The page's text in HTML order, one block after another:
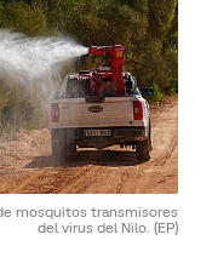
mosquitos transmisores
del virus del Nilo. (EP)